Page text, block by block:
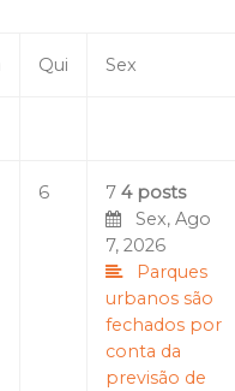
Qui Sex
6 7 4 posts
Sex, Ago
7, 2026
Parques
urbanos são
fechados por
conta da
previsão de